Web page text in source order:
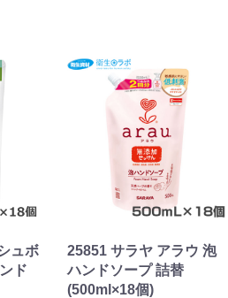
ュボ
ド
25851 サラヤ アラウ 泡
ハンドソープ 詰替
(500ml×18個)